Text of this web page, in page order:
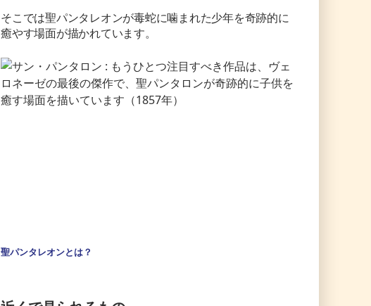
そこでは聖パンタレオンが毒蛇に噛まれた少年を奇跡的に
癒やす場面が描かれています。
聖パンタレオンとは？